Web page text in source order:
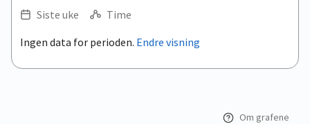
Siste uke
Time
.
View as data table, .
Ingen data for perioden. Endre visning
Om grafene